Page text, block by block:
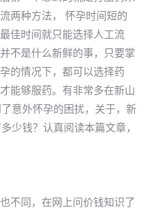
两种方法， 怀孕时间短的
佳时间就只能选择人工流
不是什么新鲜的事，只要掌
的情况下，都可以选择药
能够服药。有非常多在新山
意外怀孕的困扰，关于，新
少钱？认真阅读本篇文章，
不同，在网上问价钱知识了